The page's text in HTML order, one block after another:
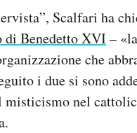
Scalfari ha
Benedetto XVI–
che
i due si sono
misticismo nel